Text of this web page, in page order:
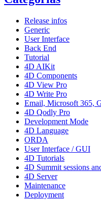
Release infos
Generic
User Interface
Back End
Tutorial
4D AIKit
4D Components
4D View Pro
4D Write Pro
Email, Microsoft 365,
4D Qodly Pro
Development Mode
4D Language
ORDA
User Interface / GUI
4D Tutorials
4D Summit sessions
4D Server
Maintenance
Deployment